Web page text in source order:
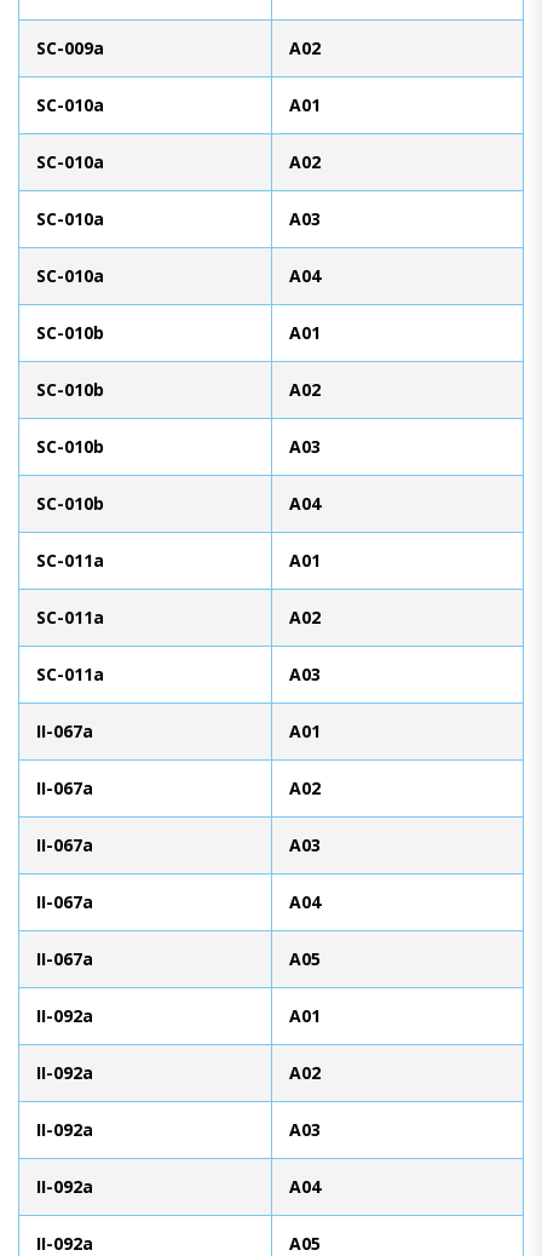
SC-009a A02
SC-010a A01
SC-010a A02
SC-010a A03
SC-010a A04
SC-010b A01
SC-010b A02
SC-010b A03
SC-010b A04
SC-011a A01
SC-011a A02
SC-011a A03
II-067a A01
II-067a A02
II-067a A03
II-067a A04
II-067a A05
II-092a A01
II-092a A02
II-092a A03
II-092a A04
II-092a A05